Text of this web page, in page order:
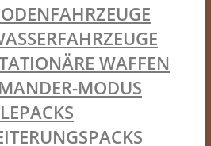
WAFFEN
MODUS